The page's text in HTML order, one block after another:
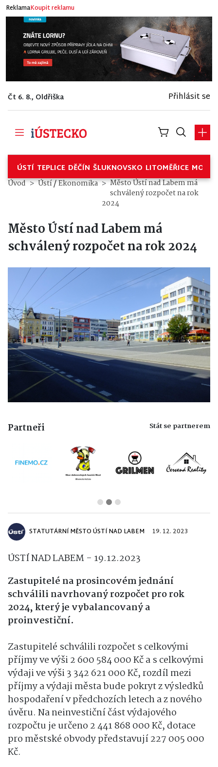
ReklamaKoupit reklamu
Čt 6. 8., Oldřiška Přihlásit se
ÚSTÍ TEPLICE DĚČÍN ŠLUKNOVSKO LITOMĚŘICE
Úvod Ústí/Ekonomika
Město Ústí nad Labem má
schválený rozpočet na rok
2024
Město Ústí nad Labem má
schválený rozpočet na rok 2024
Partneři Stát se partnerem
STATUTÁRNÍ MĚSTO ÚSTÍ NAD LABEM 19. 12. 2023
ÚSTÍ NAD LABEM - 19.12.2023
Zastupitelé na prosincovém jednání
schválili navrhovaný rozpočet pro rok
2024, který je vybalancovaný a
proinvestiční.
Zastupitelé schválili rozpočet s celkovými
příjmy ve výši 2 600 584 000 Kč a s celkovými
výdaji ve výši 3 342 621 000 Kč, rozdíl mezi
příjmy a výdaji města bude pokryt z výsledků
hospodaření v předchozích letech a z nového
úvěru. Na neinvestiční část výdajového
rozpočtu je určeno 2 441 868 000 Kč, dotace
pro městské obvody představují 227 005 000
Kč.